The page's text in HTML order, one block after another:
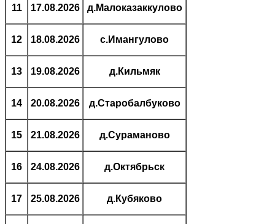
11 17.08.2026 д.Малоказаккулово
12 18.08.2026 с.Имангулово
13 19.08.2026 д.Кильмяк
14 20.08.2026 д.Старобалбуково
15 21.08.2026 д.Сураманово
16 24.08.2026 д.Октябрьск
17 25.08.2026 д.Кубяково